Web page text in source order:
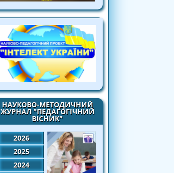
НАУКОВО-МЕТОДИЧНИЙ
ЖУРНАЛ "ПЕДАГОГІЧНИЙ
ВІСНИК"
2026
2025
2024